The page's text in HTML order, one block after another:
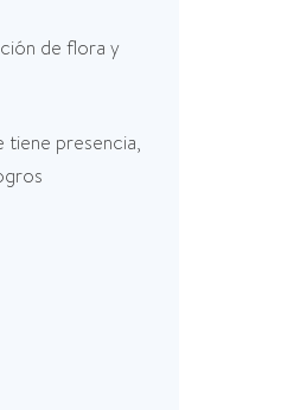
de flora y
tiene presencia,